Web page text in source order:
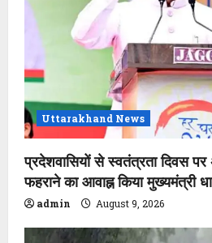
Uttarakhand News
प्रदेशवासियों से स्वतंत्रता दिवस पर
फहराने का आवाह्न किया मुख्यमंत्री
admin August 9, 2026